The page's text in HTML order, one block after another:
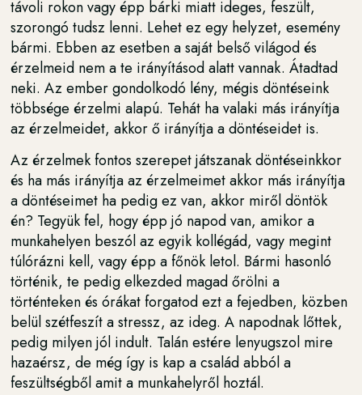
távoli rokon vagy épp bárki miatt ideges, feszült,
szorongó tudsz lenni. Lehet ez egy helyzet, esemény
bármi. Ebben az esetben a saját belső világod és
érzelmeid nem a te irányításod alatt vannak. Átadtad
neki. Az ember gondolkodó lény, mégis döntéseink
többsége érzelmi alapú. Tehát ha valaki más irányítja
az érzelmeidet, akkor ő irányítja a döntéseidet is.
Az érzelmek fontos szerepet játszanak döntéseinkkor
és ha más irányítja az érzelmeimet akkor más irányítja
a döntéseimet ha pedig ez van, akkor miről döntök
én? Tegyük fel, hogy épp jó napod van, amikor a
munkahelyen beszól az egyik kollégád, vagy megint
túlórázni kell, vagy épp a főnök letol. Bármi hasonló
történik, te pedig elkezded magad őrölni a
történteken és órákat forgatod ezt a fejedben, közben
belül szétfeszít a stressz, az ideg. A napodnak lőttek,
pedig milyen jól indult. Talán estére lenyugszol mire
hazaérsz, de még így is kap a család abból a
feszültségből amit a munkahelyről hoztál.